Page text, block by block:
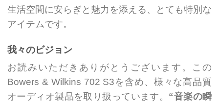
生活空間に安らぎと魅力を添える、とても特別な
アイテムです。
我々のビジョン
お読みいただきありがとうございます。この
Bowers & Wilkins 702 S3を含め、様々な高品質
オーディオ製品を取り扱っています。 “音楽の瞬